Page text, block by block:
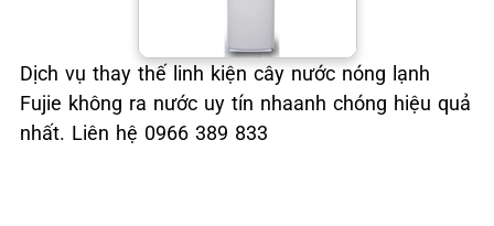
Dịch vụ thay thế linh kiện cây nước nóng lạnh
Fujie không ra nước uy tín nhaanh chóng hiệu quả
nhất. Liên hệ 0966 389 833